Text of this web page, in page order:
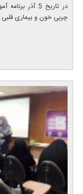
در تاریخ 5
چربی خون و بیماری